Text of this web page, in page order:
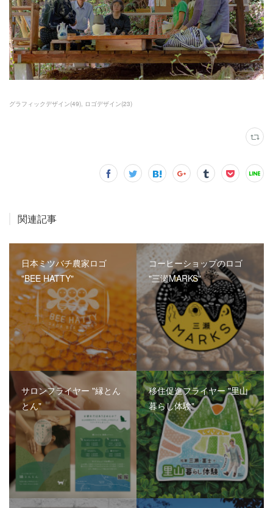
グラフィックデザイン(49) ロゴデザイン(23)
関連記事
日本ミツバチ農家ロゴ
"BEE HATTY"
コーヒーショップのロゴ
"三瀬MARKS"
サロンフライヤー "縁とん
とん"
移住促進フライヤー "里山
暮らし体験"